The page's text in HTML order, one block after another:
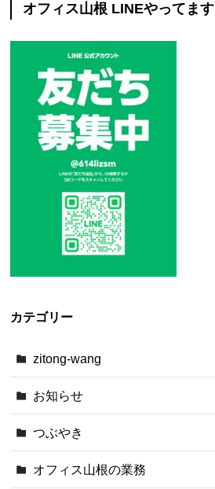
オフィス山根 LINEやってます
カテゴリー
zitong-wang
お知らせ
つぶやき
オフィス山根の業務